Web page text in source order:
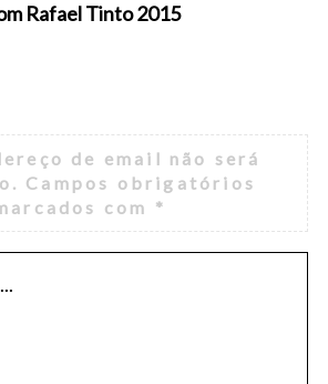
Rafael Tinto 2015
de email não será
Campos obrigatórios
com *